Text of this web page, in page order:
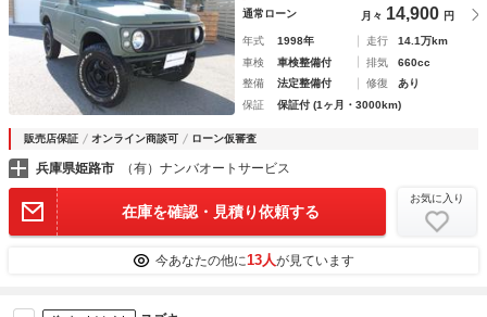
通常ローン 月々 14,900 円
年式 1998年 走行
14.1万km
車検
車検整備付 排気
660cc
整備
法定整備付 修復
あり
保証
保証付 (1ヶ月・3000km)
販売店保証 オンライン商談可 ローン仮審査
兵庫県姫路市 （有）ナンバオートサービス
在庫を確認・見積り依頼する
お気に入り
今あなたの他に13人が見ています